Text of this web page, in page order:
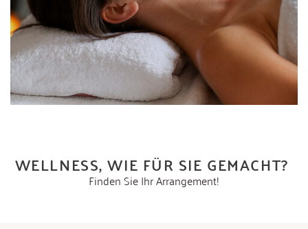
WELLNESS, WIE FÜR SIE GEMACHT?
Finden Sie Ihr Arrangement!